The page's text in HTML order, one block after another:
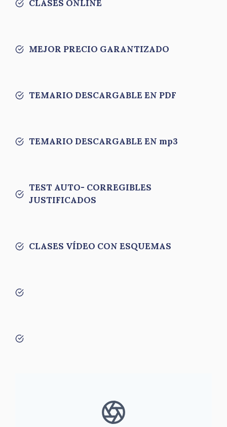
CLASES ONLINE
MEJOR PRECIO GARANTIZADO
TEMARIO DESCARGABLE EN PDF
TEMARIO DESCARGABLE EN mp3
TEST AUTO- CORREGIBLES
JUSTIFICADOS
CLASES VÍDEO CON ESQUEMAS